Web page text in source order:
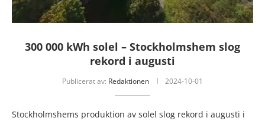
300 000 kWh solel – Stockholmshem slog
rekord i augusti
Publicerat av: Redaktionen 2024-10-01
Stockholmshems produktion av solel slog rekord i augusti i